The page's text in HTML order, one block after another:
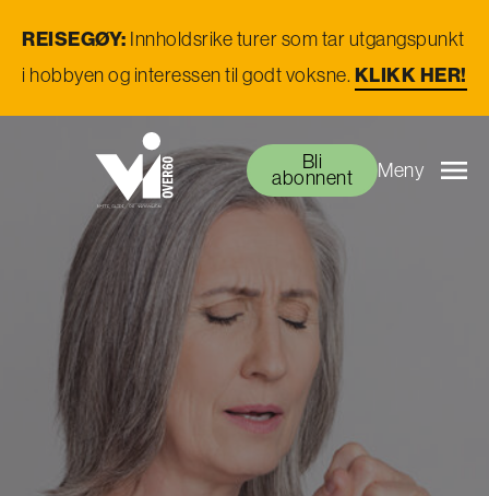
REISEGØY: Innholdsrike turer som tar utgangspunkt
i hobbyen og interessen til godt voksne. KLIKK HER!
Bli
abonnent Meny